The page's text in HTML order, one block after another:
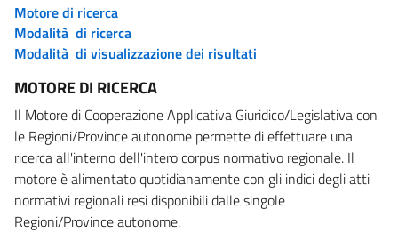
Motore di ricerca
Modalità di ricerca
Modalità di visualizzazione dei risultati
MOTORE DI RICERCA
Il Motore di Cooperazione Applicativa Giuridico/Legislativa con
le Regioni/Province autonome permette di effettuare una
ricerca all'interno dell'intero corpus normativo regionale. Il
motore è alimentato quotidianamente con gli indici degli atti
normativi regionali resi disponibili dalle singole
Regioni/Province autonome.